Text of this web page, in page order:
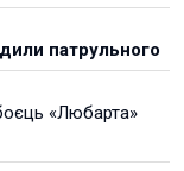
патрульного
«Любарта»